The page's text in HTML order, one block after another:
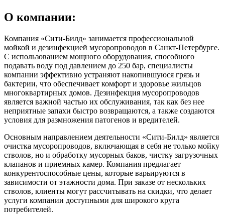
О компании:
Компания «Сити-Билд» занимается профессиональной
мойкой и дезинфекцией мусоропроводов в Санкт-Петербурге.
С использованием мощного оборудования, способного
подавать воду под давлением до 250 бар, специалисты
компании эффективно устраняют накопившуюся грязь и
бактерии, что обеспечивает комфорт и здоровье жильцов
многоквартирных домов. Дезинфекция мусоропроводов
является важной частью их обслуживания, так как без нее
неприятные запахи быстро возвращаются, а также создаются
условия для размножения патогенов и вредителей.
Основным направлением деятельности «Сити-Билд» является
очистка мусоропроводов, включающая в себя не только мойку
стволов, но и обработку мусорных баков, чистку загрузочных
клапанов и приемных камер. Компания предлагает
конкурентоспособные цены, которые варьируются в
зависимости от этажности дома. При заказе от нескольких
стволов, клиенты могут рассчитывать на скидки, что делает
услуги компании доступными для широкого круга
потребителей.